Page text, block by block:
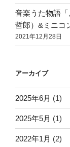
音楽うた物語
哲郎）&ミニコ
2021年12月28日
アーカイブ
2025年6月 (1)
2025年5月 (1)
2022年1月 (2)